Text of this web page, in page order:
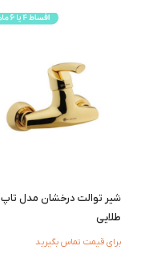
شیر توالت درخشان مدل تاپ
طلایی
برای قیمت تماس بگیرید